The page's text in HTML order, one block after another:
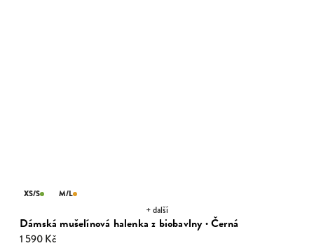
Dámská mušelínová halenka z biobavlny · Černá
1 590 Kč
XS/S M/L
+ další